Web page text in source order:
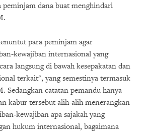
peminjam dana buat menghindari
para peminjam agar
kewajiban internasional yang
langsung di bawah kesepakatan dan
terkait", yang semestinya termasuk
Sedangkan catatan pemandu hanya
kabur tersebut alih-alih menerangkan
kewajiban apa sajakah yang
hukum internasional, bagaimana